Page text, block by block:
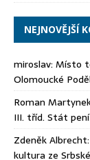
NEJNOVĚJŠÍ
miroslav: Místo
Olomoucké
Roman
III. tříd. Stát
Zdeněk Albrecht:
kultura ze